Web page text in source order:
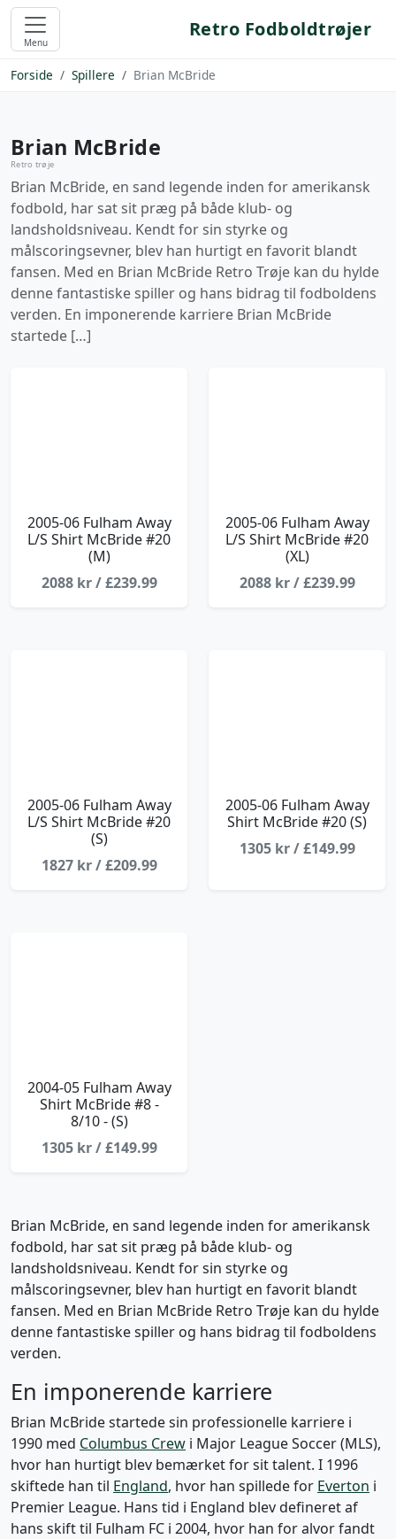
Menu
Retro Fodboldtrøjer
Forside Spillere Brian McBride
Brian McBride
Retro trøje
Brian McBride, en sand legende inden for amerikansk
fodbold, har sat sit præg på både klub- og
landsholdsniveau. Kendt for sin styrke og
målscoringsevner, blev han hurtigt en favorit blandt
fansen. Med en Brian McBride Retro Trøje kan du hylde
denne fantastiske spiller og hans bidrag til fodboldens
verden. En imponerende karriere Brian McBride
startede […]
2005-06 Fulham Away
L/S Shirt McBride #20
(M)
2088 kr / £239.99
2005-06 Fulham Away
L/S Shirt McBride #20
(XL)
2088 kr / £239.99
2005-06 Fulham Away
L/S Shirt McBride #20
(S)
1827 kr / £209.99
2005-06 Fulham Away
Shirt McBride #20 (S)
1305 kr / £149.99
2004-05 Fulham Away
Shirt McBride #8 -
8/10 - (S)
1305 kr / £149.99
Brian McBride, en sand legende inden for amerikansk
fodbold, har sat sit præg på både klub- og
landsholdsniveau. Kendt for sin styrke og
målscoringsevner, blev han hurtigt en favorit blandt
fansen. Med en Brian McBride Retro Trøje kan du hylde
denne fantastiske spiller og hans bidrag til fodboldens
verden.
En imponerende karriere
Brian McBride startede sin professionelle karriere i
1990 med Columbus Crew i Major League Soccer (MLS),
hvor han hurtigt blev bemærket for sit talent. I 1996
skiftede han til England, hvor han spillede for Everton i
Premier League. Hans tid i England blev defineret af
hans skift til Fulham FC i 2004, hvor han for alvor fandt